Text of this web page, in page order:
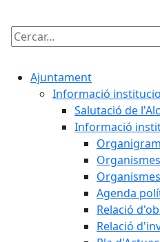
Cercar:
Ajuntament
Informació
Salutació de
Informació
Agenda
Relació
Relació